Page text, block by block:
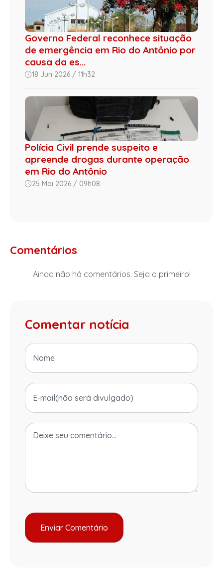
Governo Federal reconhece situação
de emergência em Rio do Antônio por
causa da es...
18 Jun 2026 / 11h32
Polícia Civil prende suspeito e
apreende drogas durante operação
em Rio do Antônio
25 Mai 2026 / 09h08
Comentários
Ainda não há comentários. Seja o primeiro!
Comentar notícia